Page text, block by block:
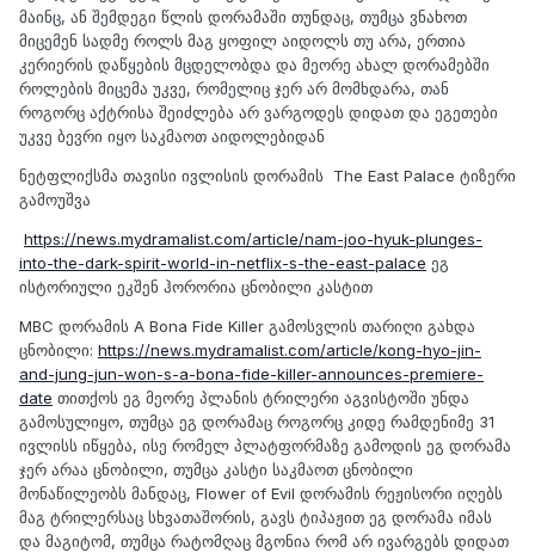
მაინც, ან შემდეგი წლის დორამაში თუნდაც, თუმცა ვნახოთ
მიცემენ სადმე როლს მაგ ყოფილ აიდოლს თუ არა, ერთია
კერიერის დაწყების მცდელობდა და მეორე ახალ დორამებში
როლების მიცემა უკვე, რომელიც ჯერ არ მომხდარა, თან
როგორც აქტრისა შეიძლება არ ვარგოდეს დიდათ და ეგეთები
უკვე ბევრი იყო საკმაოთ აიდოლებიდან
ნეტფლიქსმა თავისი ივლისის დორამის The East Palace ტიზერი
გამოუშვა
https://news.mydramalist.com/article/nam-joo-hyuk-plunges-
into-the-dark-spirit-world-in-netflix-s-the-east-palace ეგ
ისტორიული ეკშენ ჰორორია ცნობილი კასტით
MBC დორამის A Bona Fide Killer გამოსვლის თარიღი გახდა
ცნობილი: https://news.mydramalist.com/article/kong-hyo-jin-
and-jung-jun-won-s-a-bona-fide-killer-announces-premiere-
date თითქოს ეგ მეორე პლანის ტრილერი აგვისტოში უნდა
გამოსულიყო, თუმცა ეგ დორამაც როგორც კიდე რამდენიმე 31
ივლისს იწყება, ისე რომელ პლატფორმაზე გამოდის ეგ დორამა
ჯერ არაა ცნობილი, თუმცა კასტი საკმაოთ ცნობილი
მონაწილეობს მანდაც, Flower of Evil დორამის რეჟისორი იღებს
მაგ ტრილერსაც სხვათაშორის, გავს ტიპაჟით ეგ დორამა იმას
და მაგიტომ, თუმცა რატომღაც მგონია რომ არ ივარგებს დიდათ